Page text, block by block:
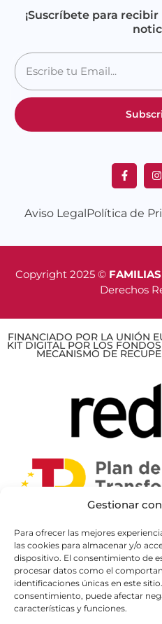
Gestionar
Para ofrecer las mejores
las cookies para almacenar y/o
dispositivo. El consentimiento de
procesar datos como el
identificaciones únicas en este
consentimiento, puede afectar
características y funciones.
¡Suscríbete para
Aviso LegalPolítica de
Copyright 2025 ©
Derechos
FINANCIADO POR LA UNIÓN
KIT DIGITAL POR LOS
MECANISMO DE